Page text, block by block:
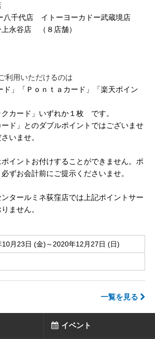
八千代店 イトーヨーカドー武蔵境店
永谷店 （８店舗）
利用いただけるのは
ド」「Ｐｏｎｔａカード」「楽天ポイン
カード」いずれか１枚 です。
ード」とのダブルポイントではございませ
いませ。
イントお付けすることができません。ポ
ずお会計前にご提示くださいませ。
タールミネ荻窪店では上記ポイントサー
ません。
10月23日 (金)～2020年12月27日 (日)
一覧を見る
イベント